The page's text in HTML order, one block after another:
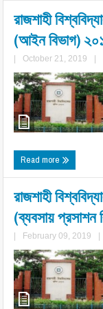
রাজশাহী
(আইন বিভাগ)
October 21, 2019
Read more
রাজশাহী
(ব্যবসায় প্রসাশন
February 09, 2019